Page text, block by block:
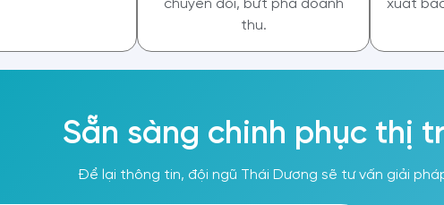
chuyển đổi, bứt phá doanh
thu.
xuất
Sẵn sàng chinh phục thị
Để lại thông tin, đội ngũ Thái Dương sẽ tư vấn giải